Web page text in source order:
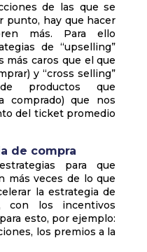
de las que se
punto, hay que hacer
más. Para ello
de “upselling”
más caros que el que
y “cross selling”
productos que
comprado) que nos
del ticket promedio
de compra
para que
más veces de lo que
la estrategia de
con los incentivos
esto, por ejemplo:
los premios a la